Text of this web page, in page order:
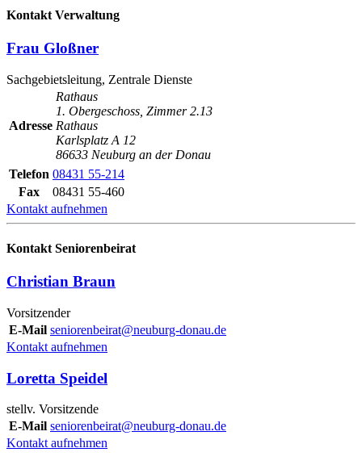
Kontakt Verwaltung
Frau Gloßner
Sachgebietsleitung, Zentrale Dienste
Adresse
Rathaus
1. Obergeschoss, Zimmer 2.13
Rathaus
Karlsplatz A 12
86633 Neuburg an der Donau
Telefon 08431 55-214
Fax
08431 55-460
Kontakt aufnehmen
Kontakt Seniorenbeirat
Christian Braun
Vorsitzender
E-Mail seniorenbeirat@neuburg-donau.de
Kontakt aufnehmen
Loretta Speidel
stellv. Vorsitzende
E-Mail seniorenbeirat@neuburg-donau.de
Kontakt aufnehmen